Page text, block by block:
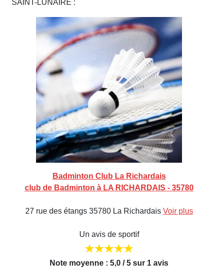
SAINT-LUNAIRE :
Badminton Club La Richardais
club de Badminton à LA RICHARDAIS - 35780
27 rue des étangs 35780 La Richardais Voir plus
Un avis de sportif
Note moyenne : 5,0 / 5 sur 1 avis